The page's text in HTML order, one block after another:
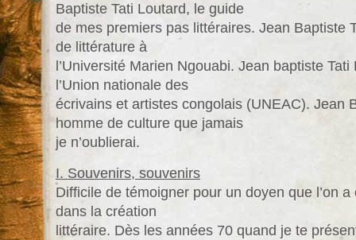
Baptiste Tati Loutard, le guide
de mes premiers pas littéraires. Jean Baptiste
de littérature à
l’Université Marien Ngouabi. Jean baptiste
l’Union nationale des
écrivains et artistes congolais (UNEAC). Jean
homme de culture que jamais
je n’oublierai.
I. Souvenirs, souvenirs
Difficile de témoigner pour un doyen que l’on
dans la création
littéraire. Dès les années 70 quand je te